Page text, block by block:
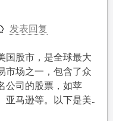
发表回复
国股市，是全球最大
市场之一，包含了众
公司的股票，如苹
亚马逊等。以下是美…